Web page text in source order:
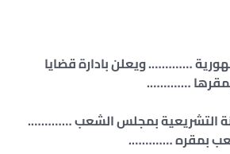
…………. ويعلن بادارة قضايا
بمقرها ………….
التشريعية بمجلس الشعب ………….
بمقره ………….